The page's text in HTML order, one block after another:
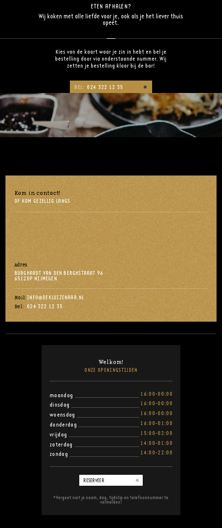
ETEN AFHALEN?
Wij koken met alle liefde voor je, ook als je het liever thuis
opeet.
Kies van de kaart waar je zin in hebt en bel je
bestelling door via onderstaande nummer. Wij
zetten je bestelling klaar bij de bar!
BEL: 024 322 12 35
Kom in contact!
OF KOM GEZELLIG LANGS
Adres
BURGHARDT VAN DEN BERGHSTRAAT 96
6512DP NIJMEGEN
Mail: INFO@DEKLUIZENAAR.NL
Bel: 024 322 12 35
Welkom!
ONZE OPENINGSTIJDEN
maandag
16:00-00:00
dinsdag
16:00-00:00
woensdag
16:00-00:00
donderdag
16:00-01:00
vrijdag
15:00-02:00
zaterdag
14:00-01:00
zondag
14:00-22:00
RESERVEER
*Vergeet niet je naam, dag, tijdstip en telefoonnummer te
vermelden!